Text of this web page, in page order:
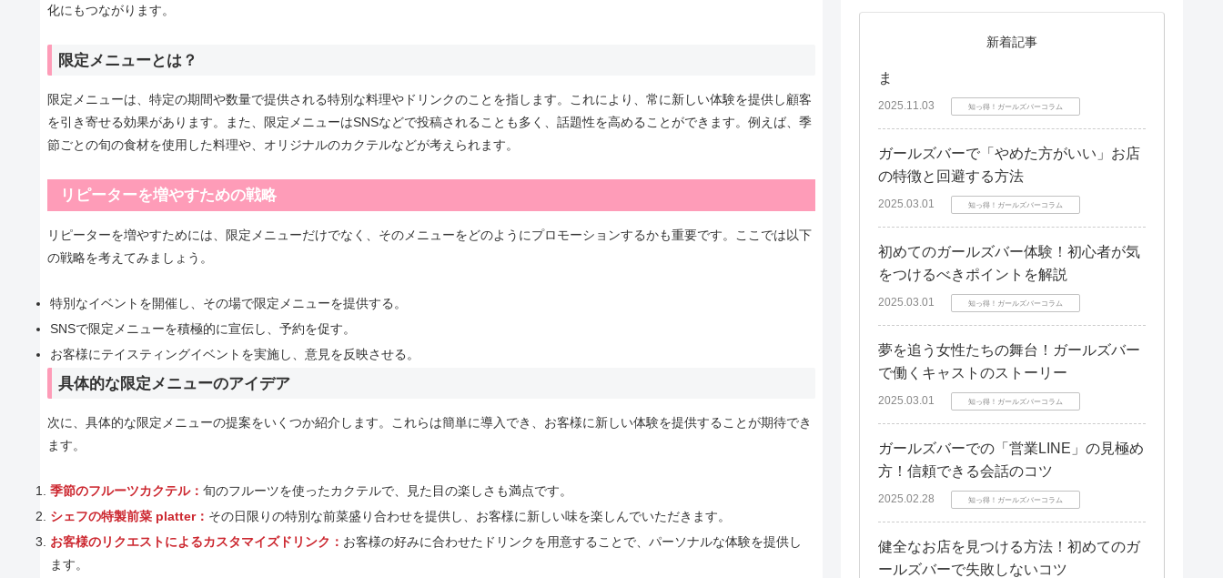
化にもつながります。
限定メニューとは？
限定メニューは、特定の期間や数量で提供される特別な料理やドリンクのことを指します。これにより、常に新しい体験を提供し顧客
を引き寄せる効果があります。また、限定メニューはSNSなどで投稿されることも多く、話題性を高めることができます。例えば、季
節ごとの旬の食材を使用した料理や、オリジナルのカクテルなどが考えられます。
リピーターを増やすための戦略
リピーターを増やすためには、限定メニューだけでなく、そのメニューをどのようにプロモーションするかも重要です。ここでは以下
の戦略を考えてみましょう。
特別なイベントを開催し、その場で限定メニューを提供する。
SNSで限定メニューを積極的に宣伝し、予約を促す。
お客様にテイスティングイベントを実施し、意見を反映させる。
具体的な限定メニューのアイデア
次に、具体的な限定メニューの提案をいくつか紹介します。これらは簡単に導入でき、お客様に新しい体験を提供することが期待でき
ます。
季節のフルーツカクテル： 旬のフルーツを使ったカクテルで、見た目の楽しさも満点です。
シェフの特製前菜 platter： その日限りの特別な前菜盛り合わせを提供し、お客様に新しい味を楽しんでいただきます。
お客様のリクエストによるカスタマイズドリンク： お客様の好みに合わせたドリンクを用意することで、パーソナルな体験を提供し
ます。
新着記事
ま
2025.11.03 知っ得！ガールズバーコラム
ガールズバーで「やめた方がいい」お店
の特徴と回避する方法
2025.03.01 知っ得！ガールズバーコラム
初めてのガールズバー体験！初心者が気
をつけるべきポイントを解説
2025.03.01 知っ得！ガールズバーコラム
夢を追う女性たちの舞台！ガールズバー
で働くキャストのストーリー
2025.03.01 知っ得！ガールズバーコラム
ガールズバーでの「営業LINE」の見極め
方！信頼できる会話のコツ
2025.02.28 知っ得！ガールズバーコラム
健全なお店を見つける方法！初めてのガ
ールズバーで失敗しないコツ